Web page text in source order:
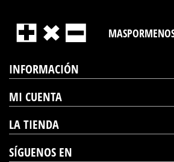
INFORMACIÓN
MI CUENTA
LA TIENDA
SÍGUENOS EN